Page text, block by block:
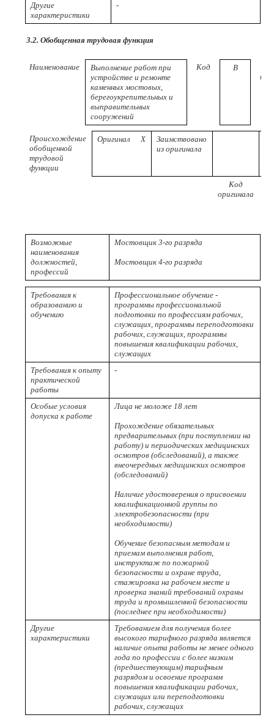
Другие
характеристики
-
3.2. Обобщенная трудовая функция
Наименование
Выполнение работ при
устройстве и ремонте
каменных мостовых,
берегоукрепительных и
выправительных
сооружений
Код B
Происхождение
обобщенной
трудовой
функции
Оригинал Х
Заимствовано
из оригинала
Код
оригинала
Возможные
наименования
должностей,
профессий
Мостовщик 3-го разряда
Мостовщик 4-го разряда
Требования к
образованию и
обучению
Профессиональное обучение -
программы профессиональной
подготовки по профессиям рабочих,
служащих, программы переподготовки
рабочих, служащих, программы
повышения квалификации рабочих,
служащих
Требования к опыту
практической
работы
-
Особые условия
допуска к работе
Лица не моложе 18 лет
Прохождение обязательных
предварительных (при поступлении на
работу) и периодических медицинских
осмотров (обследований), а также
внеочередных медицинских осмотров
(обследований)
Наличие удостоверения о присвоении
квалификационной группы по
электробезопасности (при
необходимости)
Обучение безопасным методам и
приемам выполнения работ,
инструктаж по пожарной
безопасности и охране труда,
стажировка на рабочем месте и
проверка знаний требований охраны
труда и промышленной безопасности
(последнее при необходимости)
Другие
характеристики
Требованием для получения более
высокого тарифного разряда является
наличие опыта работы не менее одного
года по профессии с более низким
(предшествующим) тарифным
разрядом и освоение программ
повышения квалификации рабочих,
служащих или переподготовки
рабочих, служащих